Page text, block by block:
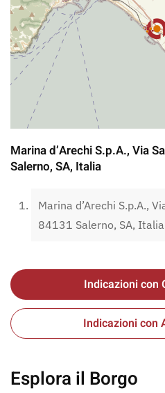
Marina d’Arechi S.p.A., Via
Salerno, SA, Italia
Marina d’Arechi S.p.A.,
84131 Salerno, SA, Italia
Indicazioni con
Indicazioni con
Esplora il Borgo